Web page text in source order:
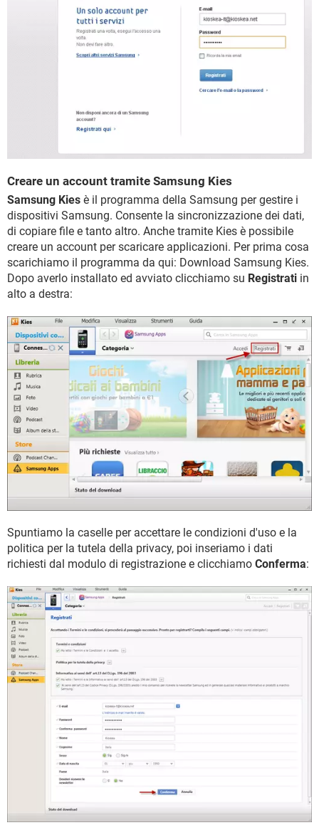
Creare un account tramite Samsung Kies
Samsung Kies è il programma della Samsung per gestire i
dispositivi Samsung. Consente la sincronizzazione dei dati,
di copiare file e tanto altro. Anche tramite Kies è possibile
creare un account per scaricare applicazioni. Per prima cosa
scarichiamo il programma da qui: Download Samsung Kies.
Dopo averlo installato ed avviato clicchiamo su Registrati in
alto a destra:
Spuntiamo la caselle per accettare le condizioni d'uso e la
politica per la tutela della privacy, poi inseriamo i dati
richiesti dal modulo di registrazione e clicchiamo Conferma: